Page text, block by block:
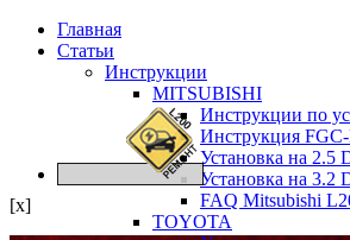
Главная
Статьи
Инструкции
MITSUBISHI
Инструкции по
Инструкция
Установка на 2.5
Установка на 3.2
FAQ Mitsubishi
TOYOTA
[x]